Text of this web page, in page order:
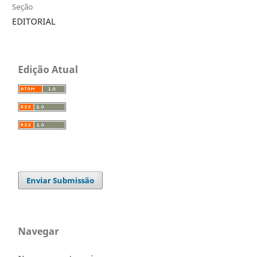
Seção
EDITORIAL
Edição Atual
Enviar Submissão
Navegar